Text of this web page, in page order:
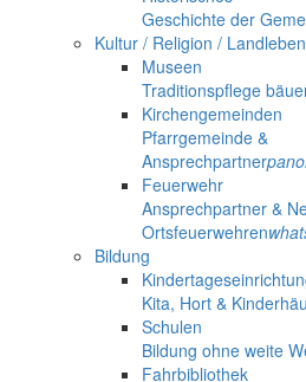
Geschichte der
Kultur / Religion / Landleben
Museen
Traditionspflege
Kirchengemeinden
Pfarrgemeinde &
Ansprechpartner
Feuerwehr
Ansprechpartner &
Ortsfeuerwehren
Bildung
Kita, Hort &
Schulen
Bildung ohne weite
Fahrbibliothek